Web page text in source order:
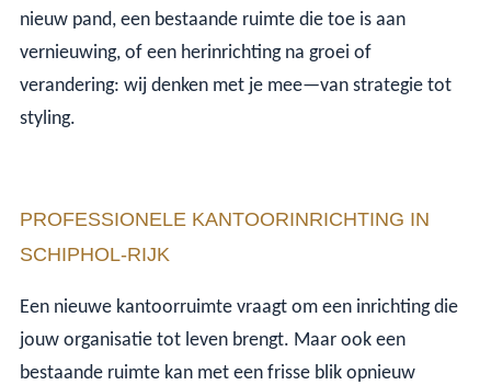
nieuw pand, een bestaande ruimte die toe is aan
vernieuwing, of een herinrichting na groei of
verandering: wij denken met je mee—van strategie tot
styling.
PROFESSIONELE KANTOORINRICHTING IN
SCHIPHOL-RIJK
Een nieuwe kantoorruimte vraagt om een inrichting die
jouw organisatie tot leven brengt. Maar ook een
bestaande ruimte kan met een frisse blik opnieuw